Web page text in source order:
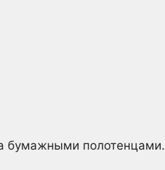
бумажными полотенцами.